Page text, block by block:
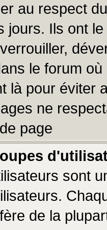
au respect
jours. Ils ont
le forum
là pour éviter
ne
page
sont
de la